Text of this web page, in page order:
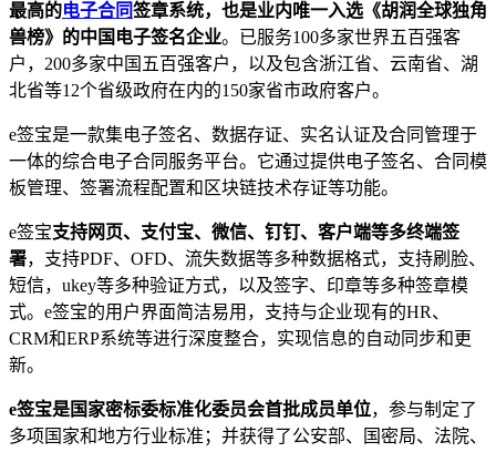
最高的电子合同签章系统，也是业内唯一入选《胡润全球独角
兽榜》的中国电子签名企业。已服务100多家世界五百强客
户，200多家中国五百强客户，以及包含浙江省、云南省、湖
北省等12个省级政府在内的150家省市政府客户。
e签宝是一款集电子签名、数据存证、实名认证及合同管理于
一体的综合电子合同服务平台。它通过提供电子签名、合同模
板管理、签署流程配置和区块链技术存证等功能。
e签宝支持网页、支付宝、微信、钉钉、客户端等多终端签
署，支持PDF、OFD、流失数据等多种数据格式，支持刷脸、
短信，ukey等多种验证方式，以及签字、印章等多种签章模
式。e签宝的用户界面简洁易用，支持与企业现有的HR、
CRM和ERP系统等进行深度整合，实现信息的自动同步和更
新。
e签宝是国家密标委标准化委员会首批成员单位，参与制定了
多项国家和地方行业标准；并获得了公安部、国密局、法院、